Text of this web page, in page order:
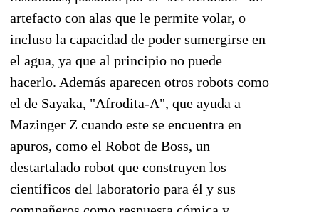
artefacto con alas que le permite volar, o
incluso la capacidad de poder sumergirse en
el agua, ya que al principio no puede
hacerlo. Además aparecen otros robots como
el de Sayaka, "Afrodita-A", que ayuda a
Mazinger Z cuando este se encuentra en
apuros, como el Robot de Boss, un
destartalado robot que construyen los
científicos del laboratorio para él y sus